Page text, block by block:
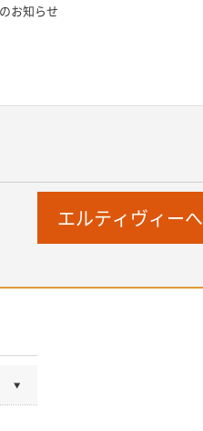
お知らせ
エルティヴィー